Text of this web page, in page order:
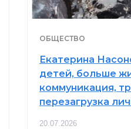
ОБЩЕСТВО
Екатерина
детей, больше
коммуникация,
перезагрузка
20.07.2026